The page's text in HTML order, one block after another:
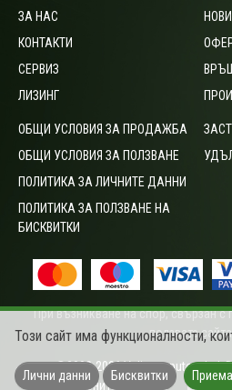
ЗА НАС
КОНТАКТИ
СЕРВИЗ
ЛИЗИНГ
ОБЩИ УСЛОВИЯ ЗА ПРОДАЖБА
ОБЩИ УСЛОВИЯ ЗА ПОЛЗВАНЕ
ПОЛИТИКА ЗА ЛИЧНИТЕ ДАННИ
ПОЛИТИКА ЗА ПОЛЗВАНЕ НА
БИСКВИТКИ
При възникване на спор, свързан
ползвате
©2003-2026 Vali computers Ltd.
Цените са с ДДС
Уеб
Този сайт има функционалности,
Лични данни Бисквитки